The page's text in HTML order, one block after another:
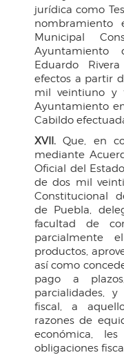
jurídica como
nombramiento
Municipal
Ayuntamiento
Eduardo
efectos a partir
mil veintiuno y
Ayuntamiento
Cabildo
XVII. Que, en
mediante
Oficial del
de dos mil
Constitucional
de Puebla,
facultad de
parcialmente
productos,
así como
pago a
parcialidades,
fiscal, a
razones de
económica,
obligaciones